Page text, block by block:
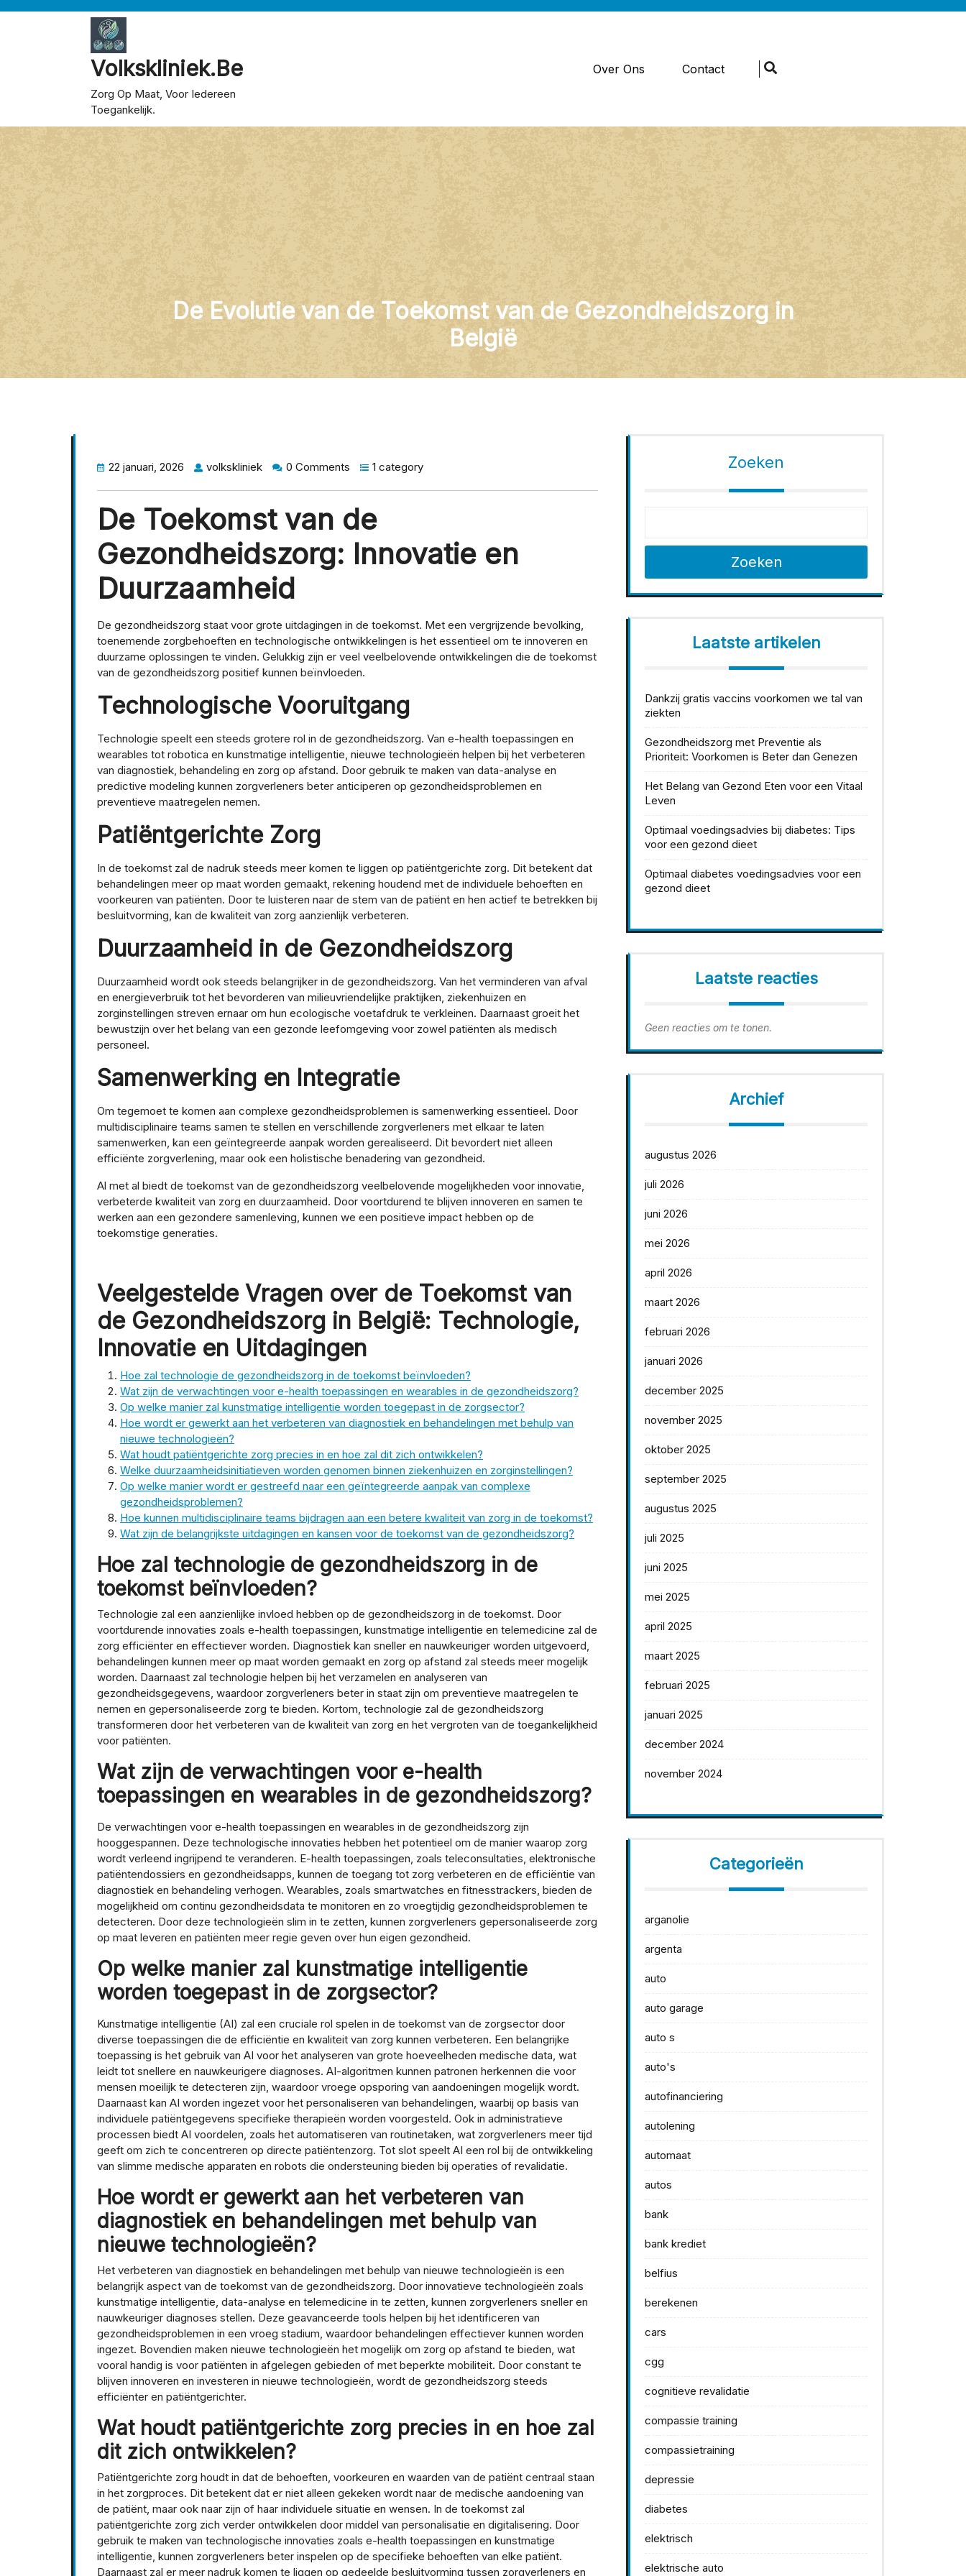
Volkskliniek.be
Zorg Op Maat, Voor Iedereen
Toegankelijk.
Over Ons Contact
De Evolutie van de Toekomst van de Gezondheidszorg in
België
22 januari, 2026 volkskliniek 0 Comments 1 category
De Toekomst van de
Gezondheidszorg: Innovatie en
Duurzaamheid
De gezondheidszorg staat voor grote uitdagingen in de toekomst. Met een vergrijzende bevolking,
toenemende zorgbehoeften en technologische ontwikkelingen is het essentieel om te innoveren en
duurzame oplossingen te vinden. Gelukkig zijn er veel veelbelovende ontwikkelingen die de toekomst
van de gezondheidszorg positief kunnen beïnvloeden.
Technologische Vooruitgang
Technologie speelt een steeds grotere rol in de gezondheidszorg. Van e-health toepassingen en
wearables tot robotica en kunstmatige intelligentie, nieuwe technologieën helpen bij het verbeteren
van diagnostiek, behandeling en zorg op afstand. Door gebruik te maken van data-analyse en
predictive modeling kunnen zorgverleners beter anticiperen op gezondheidsproblemen en
preventieve maatregelen nemen.
Patiëntgerichte Zorg
In de toekomst zal de nadruk steeds meer komen te liggen op patiëntgerichte zorg. Dit betekent dat
behandelingen meer op maat worden gemaakt, rekening houdend met de individuele behoeften en
voorkeuren van patiënten. Door te luisteren naar de stem van de patiënt en hen actief te betrekken bij
besluitvorming, kan de kwaliteit van zorg aanzienlijk verbeteren.
Duurzaamheid in de Gezondheidszorg
Duurzaamheid wordt ook steeds belangrijker in de gezondheidszorg. Van het verminderen van afval
en energieverbruik tot het bevorderen van milieuvriendelijke praktijken, ziekenhuizen en
zorginstellingen streven ernaar om hun ecologische voetafdruk te verkleinen. Daarnaast groeit het
bewustzijn over het belang van een gezonde leefomgeving voor zowel patiënten als medisch
personeel.
Samenwerking en Integratie
Om tegemoet te komen aan complexe gezondheidsproblemen is samenwerking essentieel. Door
multidisciplinaire teams samen te stellen en verschillende zorgverleners met elkaar te laten
samenwerken, kan een geïntegreerde aanpak worden gerealiseerd. Dit bevordert niet alleen
efficiënte zorgverlening, maar ook een holistische benadering van gezondheid.
Al met al biedt de toekomst van de gezondheidszorg veelbelovende mogelijkheden voor innovatie,
verbeterde kwaliteit van zorg en duurzaamheid. Door voortdurend te blijven innoveren en samen te
werken aan een gezondere samenleving, kunnen we een positieve impact hebben op de
toekomstige generaties.
Veelgestelde Vragen over de Toekomst van
de Gezondheidszorg in België: Technologie,
Innovatie en Uitdagingen
Hoe zal technologie de gezondheidszorg in de toekomst beïnvloeden?
Wat zijn de verwachtingen voor e-health toepassingen en wearables in de gezondheidszorg?
Op welke manier zal kunstmatige intelligentie worden toegepast in de zorgsector?
Hoe wordt er gewerkt aan het verbeteren van diagnostiek en behandelingen met behulp van
nieuwe technologieën?
Wat houdt patiëntgerichte zorg precies in en hoe zal dit zich ontwikkelen?
Welke duurzaamheidsinitiatieven worden genomen binnen ziekenhuizen en zorginstellingen?
Op welke manier wordt er gestreefd naar een geïntegreerde aanpak van complexe
gezondheidsproblemen?
Hoe kunnen multidisciplinaire teams bijdragen aan een betere kwaliteit van zorg in de toekomst?
Wat zijn de belangrijkste uitdagingen en kansen voor de toekomst van de gezondheidszorg?
Hoe zal technologie de gezondheidszorg in de
toekomst beïnvloeden?
Technologie zal een aanzienlijke invloed hebben op de gezondheidszorg in de toekomst. Door
voortdurende innovaties zoals e-health toepassingen, kunstmatige intelligentie en telemedicine zal de
zorg efficiënter en effectiever worden. Diagnostiek kan sneller en nauwkeuriger worden uitgevoerd,
behandelingen kunnen meer op maat worden gemaakt en zorg op afstand zal steeds meer mogelijk
worden. Daarnaast zal technologie helpen bij het verzamelen en analyseren van
gezondheidsgegevens, waardoor zorgverleners beter in staat zijn om preventieve maatregelen te
nemen en gepersonaliseerde zorg te bieden. Kortom, technologie zal de gezondheidszorg
transformeren door het verbeteren van de kwaliteit van zorg en het vergroten van de toegankelijkheid
voor patiënten.
Wat zijn de verwachtingen voor e-health
toepassingen en wearables in de gezondheidszorg?
De verwachtingen voor e-health toepassingen en wearables in de gezondheidszorg zijn
hooggespannen. Deze technologische innovaties hebben het potentieel om de manier waarop zorg
wordt verleend ingrijpend te veranderen. E-health toepassingen, zoals teleconsultaties, elektronische
patiëntendossiers en gezondheidsapps, kunnen de toegang tot zorg verbeteren en de efficiëntie van
diagnostiek en behandeling verhogen. Wearables, zoals smartwatches en fitnesstrackers, bieden de
mogelijkheid om continu gezondheidsdata te monitoren en zo vroegtijdig gezondheidsproblemen te
detecteren. Door deze technologieën slim in te zetten, kunnen zorgverleners gepersonaliseerde zorg
op maat leveren en patiënten meer regie geven over hun eigen gezondheid.
Op welke manier zal kunstmatige intelligentie
worden toegepast in de zorgsector?
Kunstmatige intelligentie (AI) zal een cruciale rol spelen in de toekomst van de zorgsector door
diverse toepassingen die de efficiëntie en kwaliteit van zorg kunnen verbeteren. Een belangrijke
toepassing is het gebruik van AI voor het analyseren van grote hoeveelheden medische data, wat
leidt tot snellere en nauwkeurigere diagnoses. AI-algoritmen kunnen patronen herkennen die voor
mensen moeilijk te detecteren zijn, waardoor vroege opsporing van aandoeningen mogelijk wordt.
Daarnaast kan AI worden ingezet voor het personaliseren van behandelingen, waarbij op basis van
individuele patiëntgegevens specifieke therapieën worden voorgesteld. Ook in administratieve
processen biedt AI voordelen, zoals het automatiseren van routinetaken, wat zorgverleners meer tijd
geeft om zich te concentreren op directe patiëntenzorg. Tot slot speelt AI een rol bij de ontwikkeling
van slimme medische apparaten en robots die ondersteuning bieden bij operaties of revalidatie.
Hoe wordt er gewerkt aan het verbeteren van
diagnostiek en behandelingen met behulp van
nieuwe technologieën?
Het verbeteren van diagnostiek en behandelingen met behulp van nieuwe technologieën is een
belangrijk aspect van de toekomst van de gezondheidszorg. Door innovatieve technologieën zoals
kunstmatige intelligentie, data-analyse en telemedicine in te zetten, kunnen zorgverleners sneller en
nauwkeuriger diagnoses stellen. Deze geavanceerde tools helpen bij het identificeren van
gezondheidsproblemen in een vroeg stadium, waardoor behandelingen effectiever kunnen worden
ingezet. Bovendien maken nieuwe technologieën het mogelijk om zorg op afstand te bieden, wat
vooral handig is voor patiënten in afgelegen gebieden of met beperkte mobiliteit. Door constant te
blijven innoveren en investeren in nieuwe technologieën, wordt de gezondheidszorg steeds
efficiënter en patiëntgerichter.
Wat houdt patiëntgerichte zorg precies in en hoe zal
dit zich ontwikkelen?
Patiëntgerichte zorg houdt in dat de behoeften, voorkeuren en waarden van de patiënt centraal staan
in het zorgproces. Dit betekent dat er niet alleen gekeken wordt naar de medische aandoening van
de patiënt, maar ook naar zijn of haar individuele situatie en wensen. In de toekomst zal
patiëntgerichte zorg zich verder ontwikkelen door middel van personalisatie en digitalisering. Door
gebruik te maken van technologische innovaties zoals e-health toepassingen en kunstmatige
intelligentie, kunnen zorgverleners beter inspelen op de specifieke behoeften van elke patiënt.
Daarnaast zal er meer nadruk komen te liggen op gedeelde besluitvorming tussen zorgverleners en
Zoeken
Zoeken
Laatste artikelen
Dankzij gratis vaccins voorkomen we tal van
ziekten
Gezondheidszorg met Preventie als
Prioriteit: Voorkomen is Beter dan Genezen
Het Belang van Gezond Eten voor een Vitaal
Leven
Optimaal voedingsadvies bij diabetes: Tips
voor een gezond dieet
Optimaal diabetes voedingsadvies voor een
gezond dieet
Laatste reacties
Geen reacties om te tonen.
Archief
augustus 2026
juli 2026
juni 2026
mei 2026
april 2026
maart 2026
februari 2026
januari 2026
december 2025
november 2025
oktober 2025
september 2025
augustus 2025
juli 2025
juni 2025
mei 2025
april 2025
maart 2025
februari 2025
januari 2025
december 2024
november 2024
Categorieën
arganolie
argenta
auto
auto garage
auto s
auto's
autofinanciering
autolening
automaat
autos
bank
bank krediet
belfius
berekenen
cars
cgg
cognitieve revalidatie
compassie training
compassietraining
depressie
diabetes
elektrisch
elektrische auto